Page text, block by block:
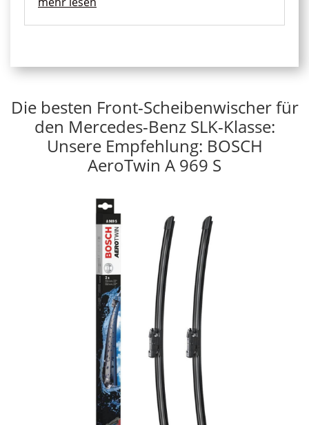
Die besten Front-Scheibenwischer für
den Mercedes-Benz SLK-Klasse:
Unsere Empfehlung: BOSCH
AeroTwin A 969 S